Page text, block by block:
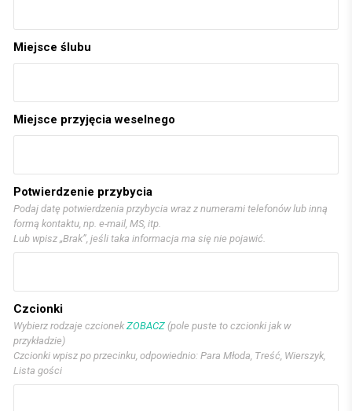
Miejsce ślubu
Miejsce przyjęcia weselnego
Potwierdzenie przybycia
Podaj datę potwierdzenia przybycia wraz z numerami telefonów lub inną
formą kontaktu, np. e-mail, MS, itp.
Lub wpisz „Brak”, jeśli taka informacja ma się nie pojawić.
Czcionki
Wybierz rodzaje czcionek ZOBACZ (pole puste to czcionki jak w
przykładzie)
Czcionki wpisz po przecinku, odpowiednio: Para Młoda, Treść, Wierszyk,
Lista gości